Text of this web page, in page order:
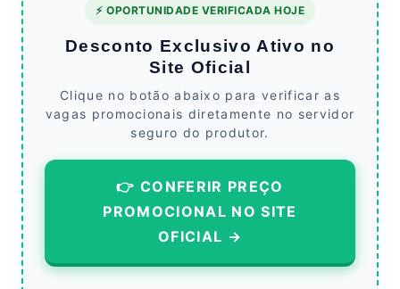
⚡ OPORTUNIDADE VERIFICADA HOJE
Desconto Exclusivo Ativo no
Site Oficial
Clique no botão abaixo para verificar as
vagas promocionais diretamente no servidor
seguro do produtor.
👉 CONFERIR PREÇO
PROMOCIONAL NO SITE
OFICIAL →